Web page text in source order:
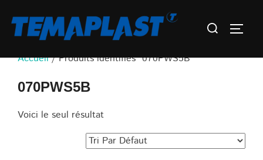
contenu
Rechercher :
Accueil/ Produits identifiés “070PWS5B”
070PWS5B
Voici le seul résultat